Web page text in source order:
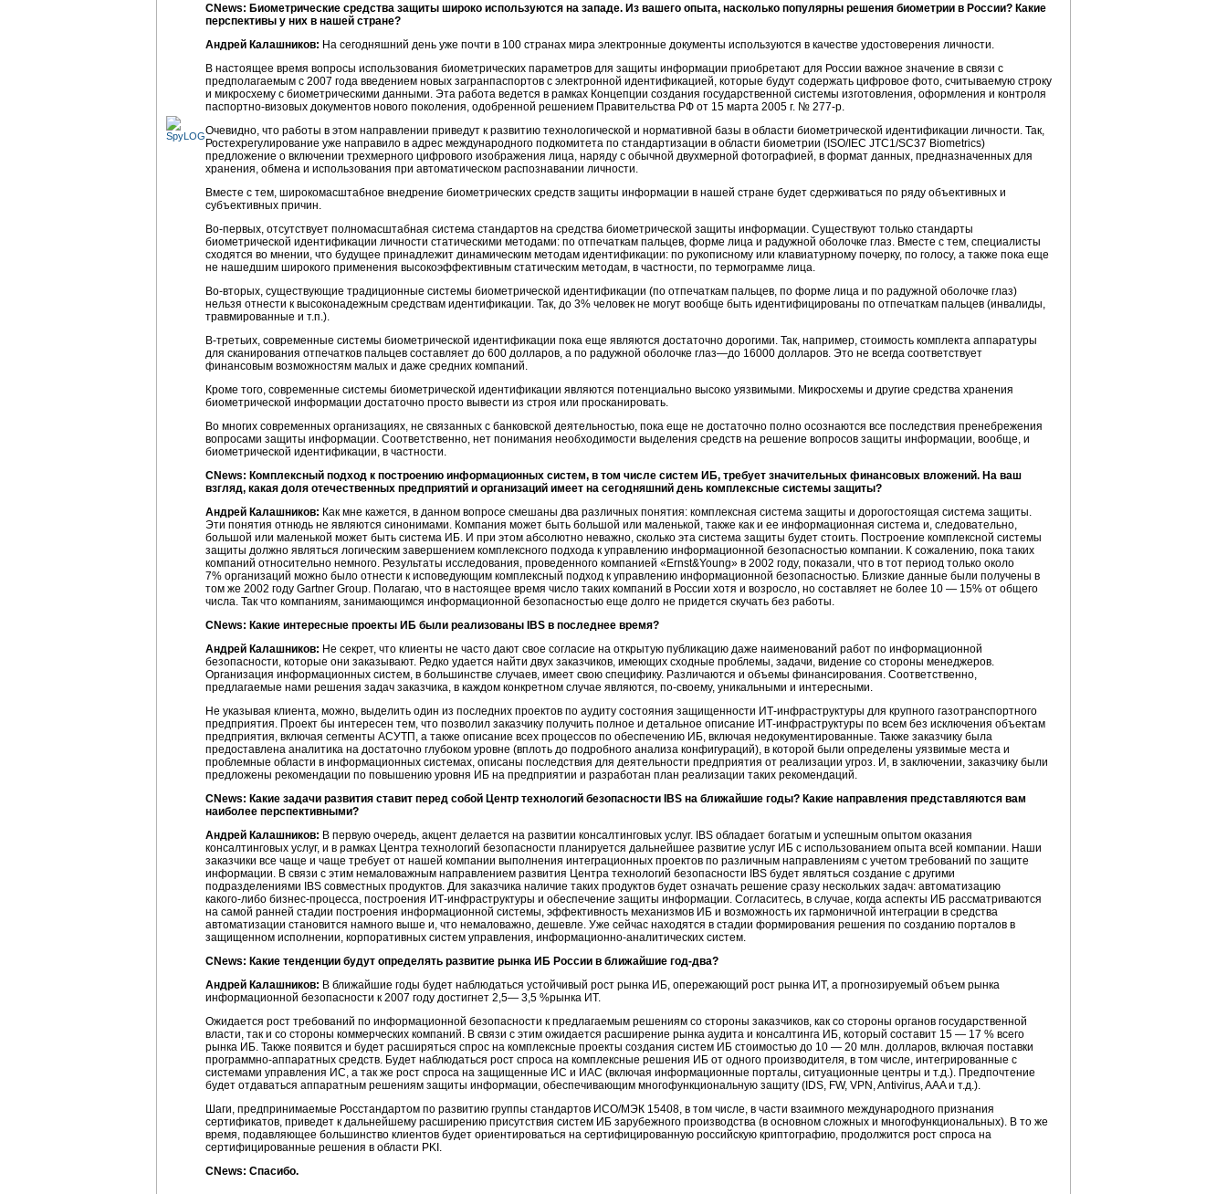
CNews: Биометрические средства защиты широко используются на западе. Из вашего опыта, насколько популярны решения биометрии в России? Какие
перспективы у них в нашей стране?
Андрей Калашников: На сегодняшний день уже почти в 100 странах мира электронные документы используются в качестве удостоверения личности.
В настоящее время вопросы использования биометрических параметров для защиты информации приобретают для России важное значение в связи с
предполагаемым с 2007 года введением новых загранпаспортов с электронной идентификацией, которые будут содержать цифровое фото, считываемую строку
и микросхему с биометрическими данными. Эта работа ведется в рамках Концепции создания государственной системы изготовления, оформления и контроля
паспортно-визовых документов нового поколения, одобренной решением Правительства РФ от 15 марта 2005 г. № 277-р.
Очевидно, что работы в этом направлении приведут к развитию технологической и нормативной базы в области биометрической идентификации личности. Так,
Ростехрегулирование уже направило в адрес международного подкомитета по стандартизации в области биометрии (ISO/IEC JTC1/SC37 Biometrics)
предложение о включении трехмерного цифрового изображения лица, наряду с обычной двухмерной фотографией, в формат данных, предназначенных для
хранения, обмена и использования при автоматическом распознавании личности.
Вместе с тем, широкомасштабное внедрение биометрических средств защиты информации в нашей стране будет сдерживаться по ряду объективных и
субъективных причин.
Во-первых, отсутствует полномасштабная система стандартов на средства биометрической защиты информации. Существуют только стандарты
биометрической идентификации личности статическими методами: по отпечаткам пальцев, форме лица и радужной оболочке глаз. Вместе с тем, специалисты
сходятся во мнении, что будущее принадлежит динамическим методам идентификации: по рукописному или клавиатурному почерку, по голосу, а также пока еще
не нашедшим широкого применения высокоэффективным статическим методам, в частности, по термограмме лица.
Во-вторых, существующие традиционные системы биометрической идентификации (по отпечаткам пальцев, по форме лица и по радужной оболочке глаз)
нельзя отнести к высоконадежным средствам идентификации. Так, до 3% человек не могут вообще быть идентифицированы по отпечаткам пальцев (инвалиды,
травмированные и т.п.).
В-третьих, современные системы биометрической идентификации пока еще являются достаточно дорогими. Так, например, стоимость комплекта аппаратуры
для сканирования отпечатков пальцев составляет до 600 долларов, а по радужной оболочке глаз—до 16000 долларов. Это не всегда соответствует
финансовым возможностям малых и даже средних компаний.
Кроме того, современные системы биометрической идентификации являются потенциально высоко уязвимыми. Микросхемы и другие средства хранения
биометрической информации достаточно просто вывести из строя или просканировать.
Во многих современных организациях, не связанных с банковской деятельностью, пока еще не достаточно полно осознаются все последствия пренебрежения
вопросами защиты информации. Соответственно, нет понимания необходимости выделения средств на решение вопросов защиты информации, вообще, и
биометрической идентификации, в частности.
CNews: Комплексный подход к построению информационных систем, в том числе систем ИБ, требует значительных финансовых вложений. На ваш
взгляд, какая доля отечественных предприятий и организаций имеет на сегодняшний день комплексные системы защиты?
Андрей Калашников: Как мне кажется, в данном вопросе смешаны два различных понятия: комплексная система защиты и дорогостоящая система защиты.
Эти понятия отнюдь не являются синонимами. Компания может быть большой или маленькой, также как и ее информационная система и, следовательно,
большой или маленькой может быть система ИБ. И при этом абсолютно неважно, сколько эта система защиты будет стоить. Построение комплексной системы
защиты должно являться логическим завершением комплексного подхода к управлению информационной безопасностью компании. К сожалению, пока таких
компаний относительно немного. Результаты исследования, проведенного компанией «Ernst&Young» в 2002 году, показали, что в тот период только около
7% организаций можно было отнести к исповедующим комплексный подход к управлению информационной безопасностью. Близкие данные были получены в
том же 2002 году Gartner Group. Полагаю, что в настоящее время число таких компаний в России хотя и возросло, но составляет не более 10 — 15% от общего
числа. Так что компаниям, занимающимся информационной безопасностью еще долго не придется скучать без работы.
CNews: Какие интересные проекты ИБ были реализованы IBS в последнее время?
Андрей Калашников: Не секрет, что клиенты не часто дают свое согласие на открытую публикацию даже наименований работ по информационной
безопасности, которые они заказывают. Редко удается найти двух заказчиков, имеющих сходные проблемы, задачи, видение со стороны менеджеров.
Организация информационных систем, в большинстве случаев, имеет свою специфику. Различаются и объемы финансирования. Соответственно,
предлагаемые нами решения задач заказчика, в каждом конкретном случае являются, по-своему, уникальными и интересными.
Не указывая клиента, можно, выделить один из последних проектов по аудиту состояния защищенности ИТ-инфраструктуры для крупного газотранспортного
предприятия. Проект бы интересен тем, что позволил заказчику получить полное и детальное описание ИТ-инфраструктуры по всем без исключения объектам
предприятия, включая сегменты АСУТП, а также описание всех процессов по обеспечению ИБ, включая недокументированные. Также заказчику была
предоставлена аналитика на достаточно глубоком уровне (вплоть до подробного анализа конфигураций), в которой были определены уязвимые места и
проблемные области в информационных системах, описаны последствия для деятельности предприятия от реализации угроз. И, в заключении, заказчику были
предложены рекомендации по повышению уровня ИБ на предприятии и разработан план реализации таких рекомендаций.
CNews: Какие задачи развития ставит перед собой Центр технологий безопасности IBS на ближайшие годы? Какие направления представляются вам
наиболее перспективными?
Андрей Калашников: В первую очередь, акцент делается на развитии консалтинговых услуг. IBS обладает богатым и успешным опытом оказания
консалтинговых услуг, и в рамках Центра технологий безопасности планируется дальнейшее развитие услуг ИБ с использованием опыта всей компании. Наши
заказчики все чаще и чаще требует от нашей компании выполнения интеграционных проектов по различным направлениям с учетом требований по защите
информации. В связи с этим немаловажным направлением развития Центра технологий безопасности IBS будет являться создание с другими
подразделениями IBS совместных продуктов. Для заказчика наличие таких продуктов будет означать решение сразу нескольких задач: автоматизацию
какого-либо бизнес-процесса, построения ИТ-инфраструктуры и обеспечение защиты информации. Согласитесь, в случае, когда аспекты ИБ рассматриваются
на самой ранней стадии построения информационной системы, эффективность механизмов ИБ и возможность их гармоничной интеграции в средства
автоматизации становится намного выше и, что немаловажно, дешевле. Уже сейчас находятся в стадии формирования решения по созданию порталов в
защищенном исполнении, корпоративных систем управления, информационно-аналитических систем.
CNews: Какие тенденции будут определять развитие рынка ИБ России в ближайшие год-два?
Андрей Калашников: В ближайшие годы будет наблюдаться устойчивый рост рынка ИБ, опережающий рост рынка ИТ, а прогнозируемый объем рынка
информационной безопасности к 2007 году достигнет 2,5— 3,5 %рынка ИТ.
Ожидается рост требований по информационной безопасности к предлагаемым решениям со стороны заказчиков, как со стороны органов государственной
власти, так и со стороны коммерческих компаний. В связи с этим ожидается расширение рынка аудита и консалтинга ИБ, который составит 15 — 17 % всего
рынка ИБ. Также появится и будет расширяться спрос на комплексные проекты создания систем ИБ стоимостью до 10 — 20 млн. долларов, включая поставки
программно-аппаратных средств. Будет наблюдаться рост спроса на комплексные решения ИБ от одного производителя, в том числе, интегрированные с
системами управления ИС, а так же рост спроса на защищенные ИС и ИАС (включая информационные порталы, ситуационные центры и т.д.). Предпочтение
будет отдаваться аппаратным решениям защиты информации, обеспечивающим многофункциональную защиту (IDS, FW, VPN, Antivirus, AAA и т.д.).
Шаги, предпринимаемые Росстандартом по развитию группы стандартов ИСО/МЭК 15408, в том числе, в части взаимного международного признания
сертификатов, приведет к дальнейшему расширению присутствия систем ИБ зарубежного производства (в основном сложных и многофункциональных). В то же
время, подавляющее большинство клиентов будет ориентироваться на сертифицированную российскую криптографию, продолжится рост спроса на
сертифицированные решения в области PKI.
CNews: Спасибо.